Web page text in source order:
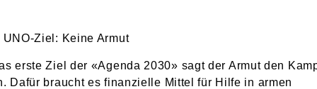
UNO-Ziel: Keine Armut
erste Ziel der «Agenda 2030» sagt der Armut den
Dafür braucht es finanzielle Mittel für Hilfe in armen